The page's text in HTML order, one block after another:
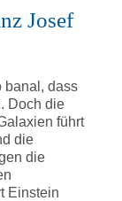
Josef
banal, dass
Doch die
führt
die
die
Einstein